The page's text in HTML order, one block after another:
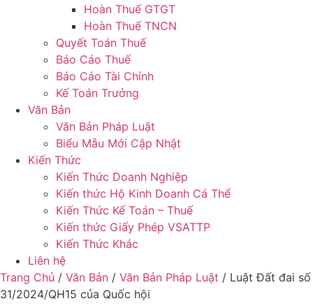
Hoàn Thuế GTGT
Hoàn Thuế TNCN
Quyết Toán Thuế
Báo Cáo Thuế
Báo Cáo Tài Chính
Kế Toán Trưởng
Văn Bản
Văn Bản Pháp Luật
Biểu Mẫu Mới Cập Nhật
Kiến Thức
Kiến Thức Doanh Nghiệp
Kiến thức Hộ Kinh Doanh Cá Thể
Kiến Thức Kế Toán – Thuế
Kiến thức Giấy Phép VSATTP
Kiến Thức Khác
Liên hệ
Trang Chủ / Văn Bản / Văn Bản Pháp Luật / Luật Đất đai số
31/2024/QH15 của Quốc hội